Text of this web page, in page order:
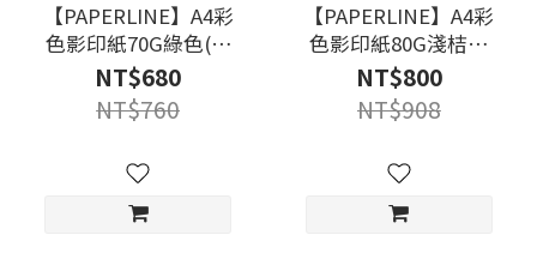
【PAPERLINE】A4彩
色影印紙70G綠色(箱
購)
NT$680
NT$760
【PAPERLINE】A4彩
色影印紙80G淺桔色
(箱購)
NT$800
NT$908